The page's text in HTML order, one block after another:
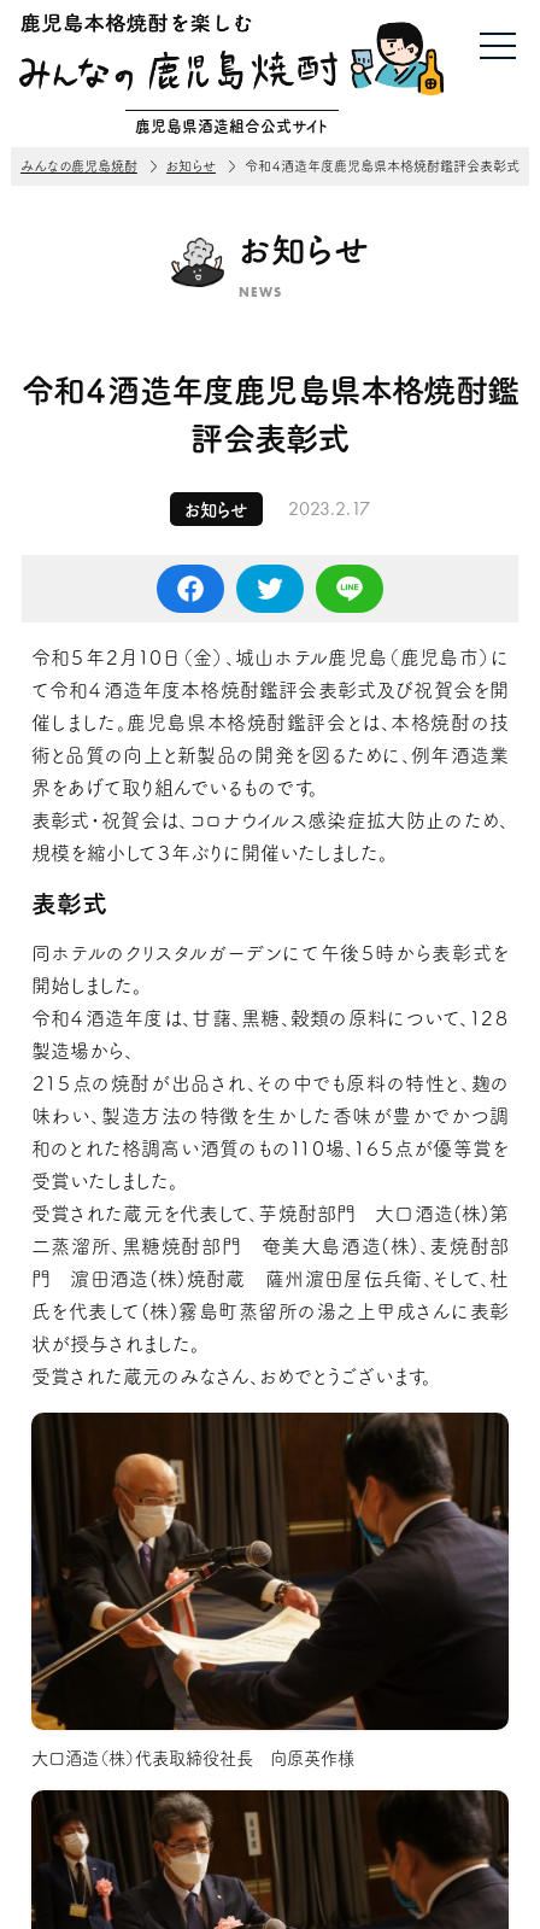
鹿児島県酒造組合公式サイト
みんなの鹿児島焼酎 お知らせ 令和４酒造年度鹿児島県本格焼酎鑑評会表彰式
お知らせ
NEWS
令和４酒造年度鹿児島県本格焼酎鑑
評会表彰式
お知らせ 2023.2.17
令和５年２月１０日（金）、城山ホテル鹿児島（鹿児島市）に
て令和４酒造年度本格焼酎鑑評会表彰式及び祝賀会を開
催しました。鹿児島県本格焼酎鑑評会とは、本格焼酎の技
術と品質の向上と新製品の開発を図るために、例年酒造業
界をあげて取り組んでいるものです。
表彰式・祝賀会は、コロナウイルス感染症拡大防止のため、
規模を縮小して３年ぶりに開催いたしました。
表彰式
同ホテルのクリスタルガーデンにて午後５時から表彰式を
開始しました。
令和４酒造年度は、甘藷、黒糖、穀類の原料について、１２８
製造場から、
２１５点の焼酎が出品され、その中でも原料の特性と、麹の
味わい、製造方法の特徴を生かした香味が豊かでかつ調
和のとれた格調高い酒質のもの１１０場、１６５点が優等賞を
受賞いたしました。
受賞された蔵元を代表して、芋焼酎部門 大口酒造(株)第
二蒸溜所、黒糖焼酎部門 奄美大島酒造(株)、麦焼酎部
門 濵田酒造(株)焼酎蔵 薩州濵田屋伝兵衛、そして、杜
氏を代表して(株)霧島町蒸留所の湯之上甲成さんに表彰
状が授与されました。
受賞された蔵元のみなさん、おめでとうございます。
大口酒造（株）代表取締役社長 向原英作様